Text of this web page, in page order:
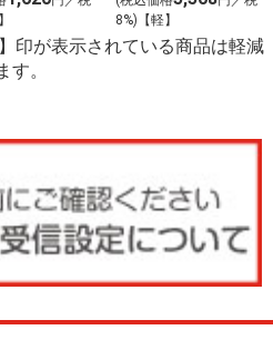
8%)【軽】
印が表示されている商品は軽減
。